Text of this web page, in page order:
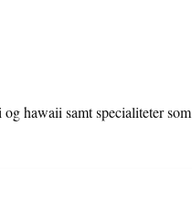
hawaii samt specialiteter som